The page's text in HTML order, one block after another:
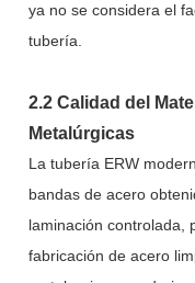
ya no se considera el
tubería.
2.2 Calidad del
Metalúrgicas
La tubería ERW
bandas de acero
laminación controlada,
fabricación de acero